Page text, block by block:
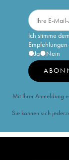
Ich stimme
Ja
Nein
Mit Ihrer Anmeldung
Sie können sich